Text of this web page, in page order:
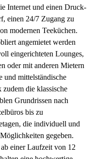
Internet und einen Druck-
einen 24/7 Zugang zu
modernen Teeküchen.
angemietet werden
eingerichteten Lounges,
oder mit anderen Mietern
und mittelständische
zudem die klassische
Grundrissen nach
bis zu
die individuell und
gegeben.
einer Laufzeit von 12